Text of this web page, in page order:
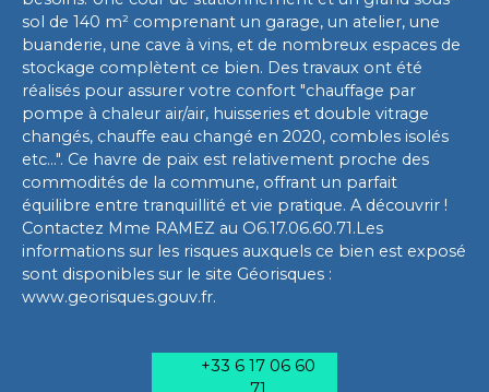
sol de 140 m² comprenant un garage, un atelier, une
buanderie, une cave à vins, et de nombreux espaces de
stockage complètent ce bien. Des travaux ont été
réalisés pour assurer votre confort "chauffage par
pompe à chaleur air/air, huisseries et double vitrage
changés, chauffe eau changé en 2020, combles isolés
etc...". Ce havre de paix est relativement proche des
commodités de la commune, offrant un parfait
équilibre entre tranquillité et vie pratique. A découvrir !
Contactez Mme RAMEZ au O6.17.06.60.71.Les
informations sur les risques auxquels ce bien est exposé
sont disponibles sur le site Géorisques :
www.georisques.gouv.fr.
+33 6 17 06 60